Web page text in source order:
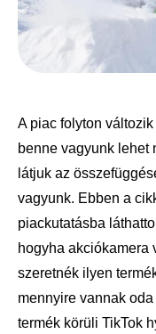
A piac folyton
benne vagyunk lehet
látjuk az
vagyunk. Ebben a
piackutatásba
hogyha akciókamera
szeretnék ilyen
mennyire vannak
termék körüli TikTok